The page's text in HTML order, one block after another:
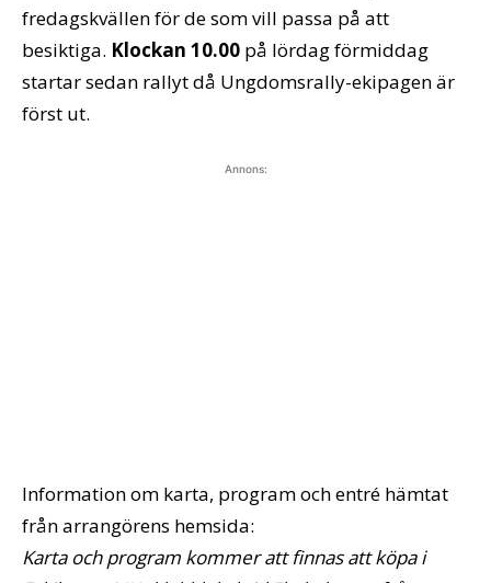
fredagskvällen för de som vill passa på att
besiktiga. Klockan 10.00 på lördag förmiddag
startar sedan rallyt då Ungdomsrally-ekipagen är
först ut.
Annons:
Information om karta, program och entré hämtat
från arrangörens hemsida:
Karta och program kommer att finnas att köpa i